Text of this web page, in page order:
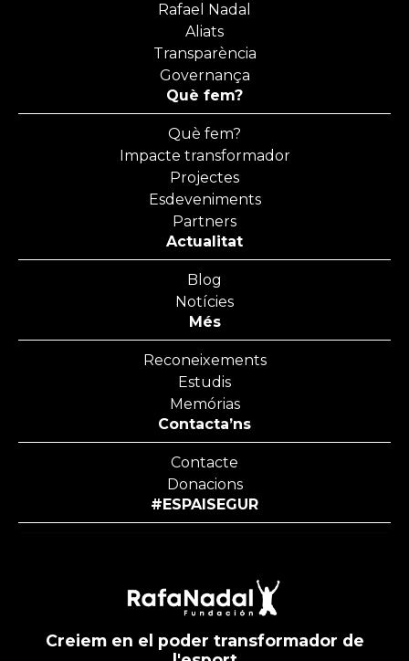
Rafael Nadal
Aliats
Transparència
Governança
Què fem?
Què fem?
Impacte transformador
Projectes
Esdeveniments
Partners
Actualitat
Blog
Notícies
Més
Reconeixements
Estudis
Memórias
Contacta’ns
Contacte
Donacions
#ESPAISEGUR
Creiem en el poder transformador de